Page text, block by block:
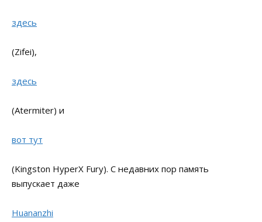
здесь
(Zifei),
здесь
(Atermiter) и
вот тут
(Kingston HyperX Fury). С недавних пор память
выпускает даже
Huananzhi